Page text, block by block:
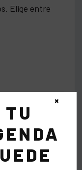
Elige entre
TU
×